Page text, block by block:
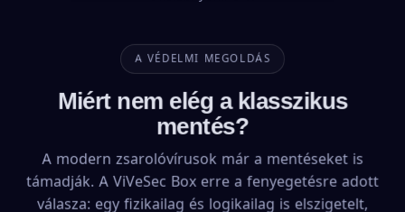
A VÉDELMI MEGOLDÁS
Miért nem elég a klasszikus
mentés?
A modern zsarolóvírusok már a mentéseket is
támadják. A ViVeSec Box erre a fenyegetésre adott
válasza: egy fizikailag és logikailag is elszigetelt,